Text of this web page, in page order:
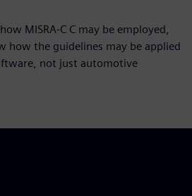
MISRA-C C may be employed,
how the guidelines may be applied
not just automotive